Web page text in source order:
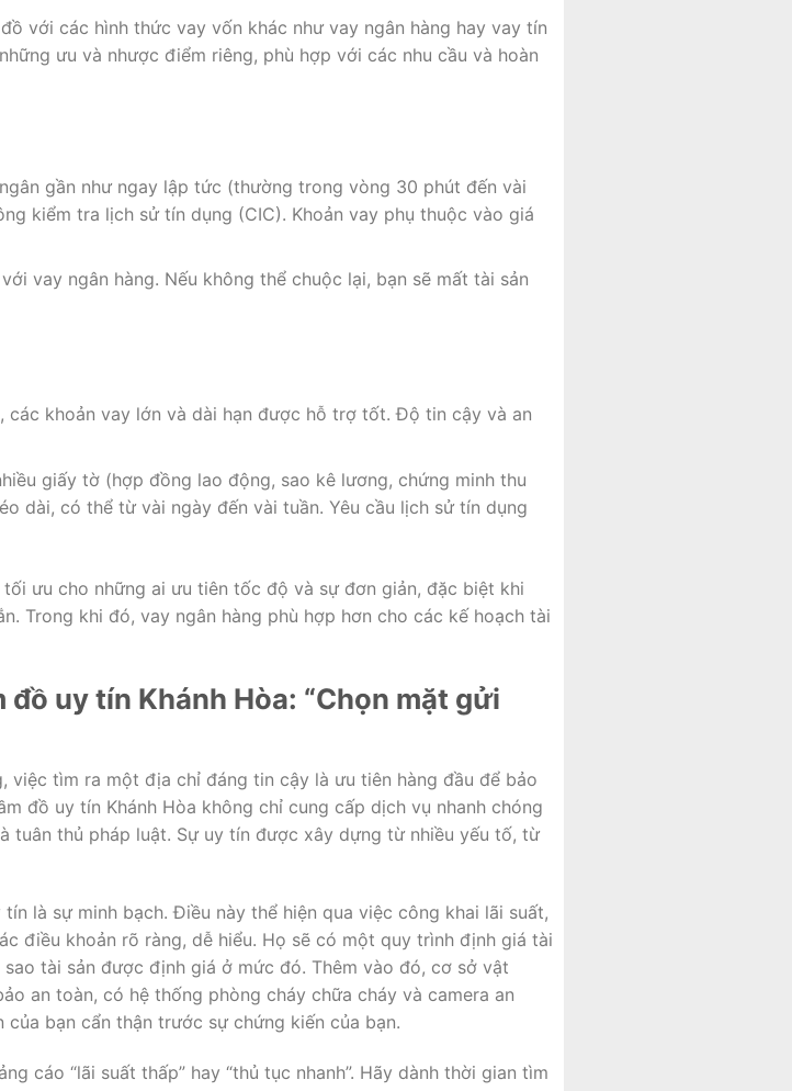
với các hình thức vay vốn khác như vay ngân hàng hay vay tín
ưu và nhược điểm riêng, phù hợp với các nhu cầu và hoàn
gần như ngay lập tức (thường trong vòng 30 phút đến vài
kiểm tra lịch sử tín dụng (CIC). Khoản vay phụ thuộc vào giá
vay ngân hàng. Nếu không thể chuộc lại, bạn sẽ mất tài sản
các khoản vay lớn và dài hạn được hỗ trợ tốt. Độ tin cậy và an
giấy tờ (hợp đồng lao động, sao kê lương, chứng minh thu
dài, có thể từ vài ngày đến vài tuần. Yêu cầu lịch sử tín dụng
ưu cho những ai ưu tiên tốc độ và sự đơn giản, đặc biệt khi
Trong khi đó, vay ngân hàng phù hợp hơn cho các kế hoạch tài
uy tín Khánh Hòa: “Chọn mặt gửi
việc tìm ra một địa chỉ đáng tin cậy là ưu tiên hàng đầu để bảo
đồ uy tín Khánh Hòa không chỉ cung cấp dịch vụ nhanh chóng
tuân thủ pháp luật. Sự uy tín được xây dựng từ nhiều yếu tố, từ
là sự minh bạch. Điều này thể hiện qua việc công khai lãi suất,
điều khoản rõ ràng, dễ hiểu. Họ sẽ có một quy trình định giá tài
tài sản được định giá ở mức đó. Thêm vào đó, cơ sở vật
an toàn, có hệ thống phòng cháy chữa cháy và camera an
bạn cẩn thận trước sự chứng kiến của bạn.
cáo “lãi suất thấp” hay “thủ tục nhanh”. Hãy dành thời gian tìm